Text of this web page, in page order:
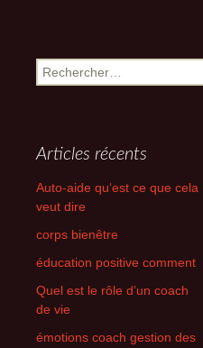
Rechercher :
Articles récents
Auto-aide qu‘est ce que cela
veut dire
corps bienêtre
éducation positive comment
Quel est le rôle d’un coach
de vie
émotions coach gestion des